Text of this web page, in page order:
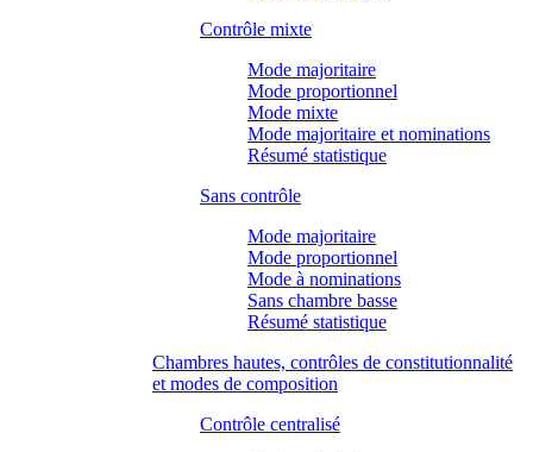
Contrôle mixte
Mode majoritaire
Mode proportionnel
Mode mixte
Mode majoritaire et nominations
Résumé statistique
Sans contrôle
Mode majoritaire
Mode proportionnel
Mode à nominations
Sans chambre basse
Résumé statistique
Chambres hautes, contrôles de constitutionnalité
et modes de composition
Contrôle centralisé